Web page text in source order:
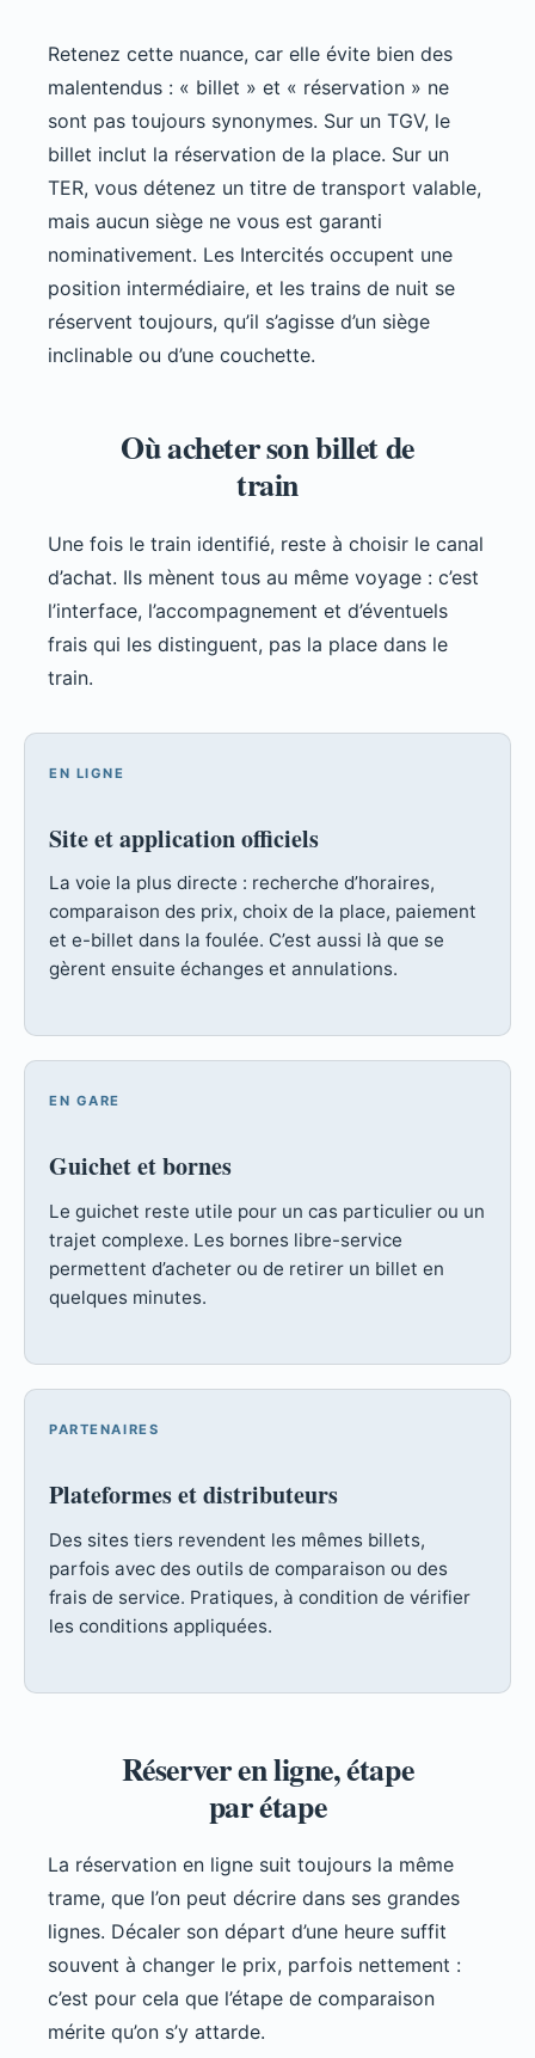
Retenez cette nuance, car elle évite bien des
malentendus : « billet » et « réservation » ne
sont pas toujours synonymes. Sur un TGV, le
billet inclut la réservation de la place. Sur un
TER, vous détenez un titre de transport valable,
mais aucun siège ne vous est garanti
nominativement. Les Intercités occupent une
position intermédiaire, et les trains de nuit se
réservent toujours, qu’il s’agisse d’un siège
inclinable ou d’une couchette.
Où acheter son billet de
train
Une fois le train identifié, reste à choisir le canal
d’achat. Ils mènent tous au même voyage : c’est
l’interface, l’accompagnement et d’éventuels
frais qui les distinguent, pas la place dans le
train.
EN LIGNE
Site et application officiels
La voie la plus directe : recherche d’horaires,
comparaison des prix, choix de la place, paiement
et e-billet dans la foulée. C’est aussi là que se
gèrent ensuite échanges et annulations.
EN GARE
Guichet et bornes
Le guichet reste utile pour un cas particulier ou un
trajet complexe. Les bornes libre-service
permettent d’acheter ou de retirer un billet en
quelques minutes.
PARTENAIRES
Plateformes et distributeurs
Des sites tiers revendent les mêmes billets,
parfois avec des outils de comparaison ou des
frais de service. Pratiques, à condition de vérifier
les conditions appliquées.
Réserver en ligne, étape
par étape
La réservation en ligne suit toujours la même
trame, que l’on peut décrire dans ses grandes
lignes. Décaler son départ d’une heure suffit
souvent à changer le prix, parfois nettement :
c’est pour cela que l’étape de comparaison
mérite qu’on s’y attarde.